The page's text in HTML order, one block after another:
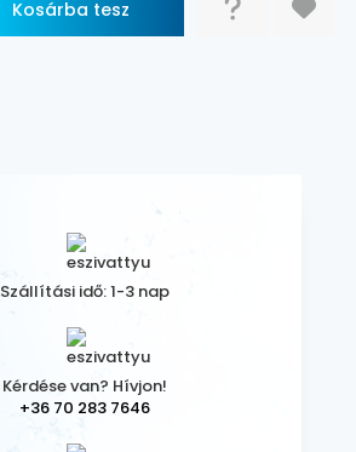
Szállítási idő: 1-3 nap
Kérdése van? Hívjon!
+36 70 283 7646